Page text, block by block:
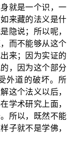
就是一个识，一
来藏的法义是什
隐说；所以呢，
而不能够从这个
来；因为实证的
，因为这个部分
外道的破坏。所
这个法义以后，
学术研究上面，
所以，既然不能
子就不是学佛，